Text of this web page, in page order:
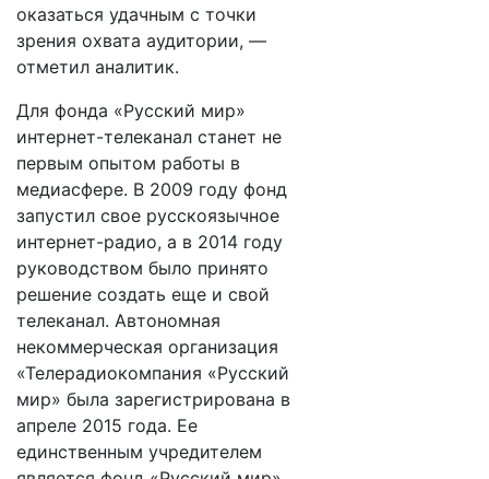
оказаться удачным с точки
зрения охвата аудитории, —
отметил аналитик.
Для фонда «Русский мир»
интернет-телеканал станет не
первым опытом работы в
медиасфере. В 2009 году фонд
запустил свое русскоязычное
интернет-радио, а в 2014 году
руководством было принято
решение создать еще и свой
телеканал. Автономная
некоммерческая организация
«Телерадиокомпания «Русский
мир» была зарегистрирована в
апреле 2015 года. Ее
единственным учредителем